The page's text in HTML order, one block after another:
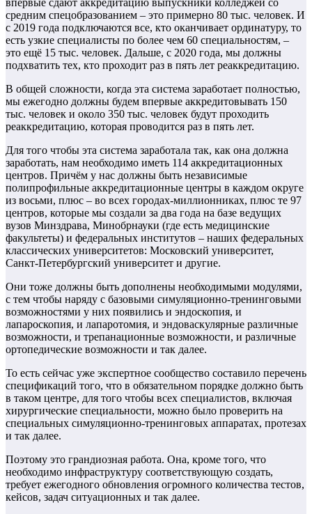
впервые сдают аккредитацию выпускники колледжей со
средним спецобразованием – это примерно 80 тыс. человек. И
с 2019 года подключаются все, кто оканчивает ординатуру, то
есть узкие специалисты по более чем 60 специальностям, –
это ещё 15 тыс. человек. Дальше, с 2020 года, мы должны
подхватить тех, кто проходит раз в пять лет реаккредитацию.
В общей сложности, когда эта система заработает полностью,
мы ежегодно должны будем впервые аккредитовывать 150
тыс. человек и около 350 тыс. человек будут проходить
реаккредитацию, которая проводится раз в пять лет.
Для того чтобы эта система заработала так, как она должна
заработать, нам необходимо иметь 114 аккредитационных
центров. Причём у нас должны быть независимые
полипрофильные аккредитационные центры в каждом округе
из восьми, плюс – во всех городах-миллионниках, плюс те 97
центров, которые мы создали за два года на базе ведущих
вузов Минздрава, Минобрнауки (где есть медицинские
факультеты) и федеральных институтов – наших федеральных
классических университетов: Московский университет,
Санкт-Петербургский университет и другие.
Они тоже должны быть дополнены необходимыми модулями,
с тем чтобы наряду с базовыми симуляционно-тренинговыми
возможностями у них появились и эндоскопия, и
лапароскопия, и лапаротомия, и эндоваскулярные различные
возможности, и трепанационные возможности, и различные
ортопедические возможности и так далее.
То есть сейчас уже экспертное сообщество составило перечень
спецификаций того, что в обязательном порядке должно быть
в таком центре, для того чтобы всех специалистов, включая
хирургические специальности, можно было проверить на
специальных симуляционно-тренинговых аппаратах, протезах
и так далее.
Поэтому это грандиозная работа. Она, кроме того, что
необходимо инфраструктуру соответствующую создать,
требует ежегодного обновления огромного количества тестов,
кейсов, задач ситуационных и так далее.